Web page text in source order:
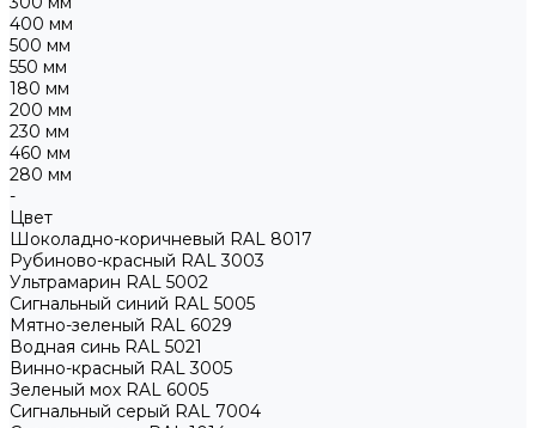
400 мм
500 мм
550 мм
180 мм
200 мм
230 мм
460 мм
280 мм
-
Цвет
Шоколадно-коричневый RAL 8017
Рубиново-красный RAL 3003
Ультрамарин RAL 5002
Сигнальный синий RAL 5005
Мятно-зеленый RAL 6029
Водная синь RAL 5021
Винно-красный RAL 3005
Зеленый мох RAL 6005
Сигнальный серый RAL 7004